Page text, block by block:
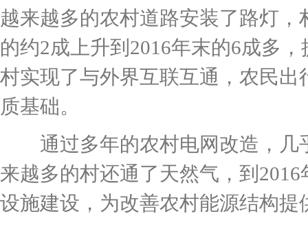
越来越多的农村道路安装了路灯
的约2成上升到2016年末的6成多
村实现了与外界互联互通，农民
质基础。
通过多年的农村电网改造，几
来越多的村还通了天然气，到
设施建设，为改善农村能源结构提